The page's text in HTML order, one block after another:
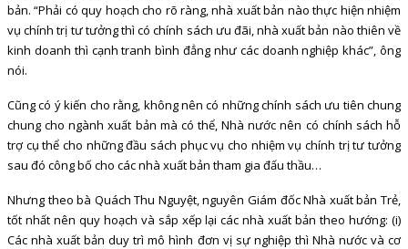
bản. “Phải có quy hoạch cho rõ ràng, nhà xuất bản nào thực hiện nhiệm
vụ chính trị tư tưởng thì có chính sách ưu đãi, nhà xuất bản nào thiên về
kinh doanh thì cạnh tranh bình đẳng như các doanh nghiệp khác”, ông
nói.
Cũng có ý kiến cho rằng, không nên có những chính sách ưu tiên chung
chung cho ngành xuất bản mà có thể, Nhà nước nên có chính sách hỗ
trợ cụ thể cho những đầu sách phục vụ cho nhiệm vụ chính trị tư tưởng
sau đó công bố cho các nhà xuất bản tham gia đấu thầu…
Nhưng theo bà Quách Thu Nguyệt, nguyên Giám đốc Nhà xuất bản Trẻ,
tốt nhất nên quy hoạch và sắp xếp lại các nhà xuất bản theo hướng: (i)
Các nhà xuất bản duy trì mô hình đơn vị sự nghiệp thì Nhà nước và cơ